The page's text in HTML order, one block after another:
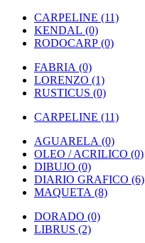
CARPELINE (11)
KENDAL (0)
RODOCARP (0)
FABRIA (0)
LORENZO (1)
RUSTICUS (0)
CARPELINE (11)
AGUARELA (0)
OLEO / ACRILICO (0)
DIBUJO (0)
DIARIO GRAFICO (6)
MAQUETA (8)
DORADO (0)
LIBRUS (2)